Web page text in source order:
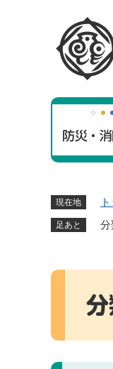
防災・
現在地
足あと 分
本